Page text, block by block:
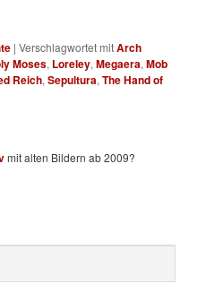
|Verschlagwortet mitArch
Moses, Loreley,Megaera,Mob
Reich,Sepultura,The Hand of
mit alten Bildern ab 2009?